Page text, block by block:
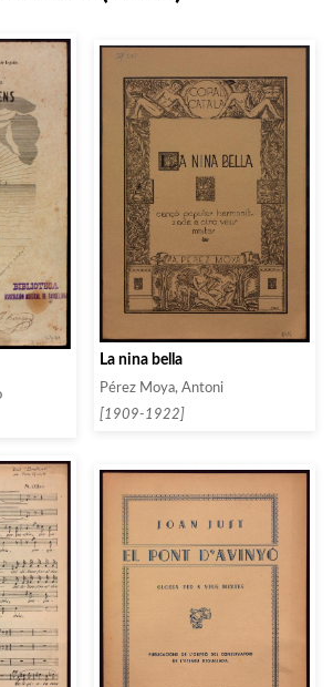
La nina bella
Pérez Moya, Antoni
[1909-1922]